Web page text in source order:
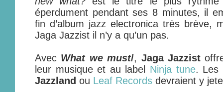
éperdument pendant ses 8 minutes, il
fin d’album jazz electronica très brève,
Jaga Jazzist il n’y a qu’un pas.
Avec What we must/, Jaga Jazzist
leur musique et au label Ninja tune. Les
Jazzland ou Leaf Records devraient y